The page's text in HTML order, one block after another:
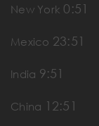
New York 0:52
Mexico 23:52
India 9:52
China 12:52